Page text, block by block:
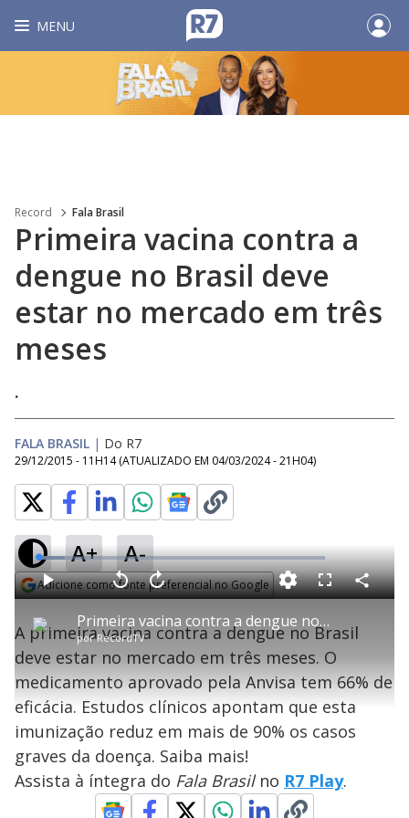
MENU
Record Fala Brasil
Primeira vacina contra a
dengue no Brasil deve
estar no mercado em três
meses
.
FALA BRASIL | Do R7
29/12/2015 - 11H14 (ATUALIZADO EM 04/03/2024 - 21H04)
A+ A-
Adicione como fonte preferencial no Google
P
l
a
y
Primeira vacina contra a dengue no Brasil deve estar no mercado em três meses
porRecordTV
P V
t
a
r
e
g
n
d
s
A
n
1
s
e
u
n
L
o
a
d
e
.
1
%
F
l
s
c
r
e
n
C
o
h
a
A primeira vacina contra a dengue no Brasil
deve estar no mercado em três meses. O
medicamento aprovado pela Anvisa tem 66% de
eficácia. Estudos clínicos apontam que esta
imunização reduz em mais de 90% os casos
graves da doença. Saiba mais!
Assista à íntegra do Fala Brasilno R7 Play.